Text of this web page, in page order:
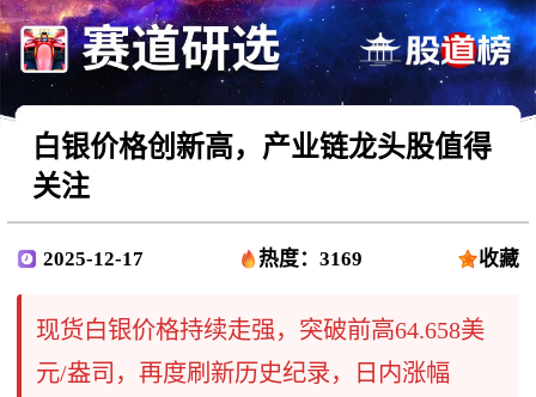
白银价格创新高，产业链龙头股值得
关注
2025-12-17 热度：3169 收藏
现货白银价格持续走强，突破前高64.658美
元/盎司，再度刷新历史纪录，日内涨幅